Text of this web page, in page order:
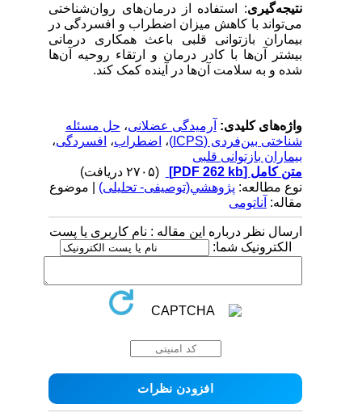
نتیجه‌گیری: استفاده از درمان‌های روان‌شناختی
می‌تواند با کاهش میزان اضطراب و افسردگی در
بیماران بازتوانی قلبی باعث همکاری درمانی
بیشتر آن‌ها با کادر درمان و ارتقاء روحیه آن‌ها
شده و به سلامت آن‌ها در آینده کمک کند.
واژه‌های کلیدی:آرمیدگی عضلانی،حل مسئله
شناختی بین‌فردی (ICPS)
،اضطراب،افسردگی،
بیماران بازتوانی قلبی
متن کامل[PDF 262 kb]
نوع مطالعه:پژوهشي(توصیفی- تحلیلی) | موضوع
مقاله:آناتومی
ارسال نظر درباره این مقاله : نام کاربری یا پست
الکترونیک شما: